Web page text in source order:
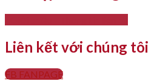
Liên kết với chúng tôi
FB FANPAGE